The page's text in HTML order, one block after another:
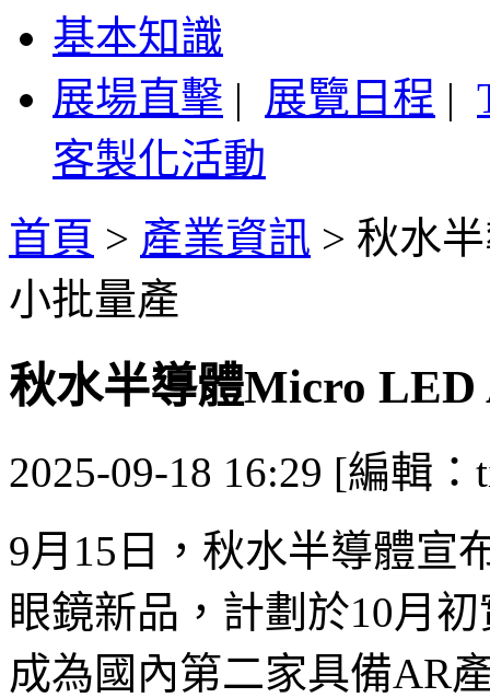
基本知識
展場直擊 | 展覽日程 |
客製化活動
首頁 > 產業資訊 > 秋水
小批量產
秋水半導體Micro
2025-09-18 16:29 [編輯：
9月15日，秋水半導體宣
眼鏡新品，計劃於10月
成為國內第二家具備AR